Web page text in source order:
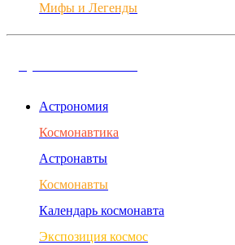
Мифы и Легенды
Астрономия
Космонавтика
Астронавты
Космонавты
Календарь космонавта
Экспозиция космос